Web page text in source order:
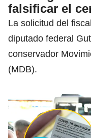
falsificar el
La solicitud del
diputado federal
conservador
(MDB).